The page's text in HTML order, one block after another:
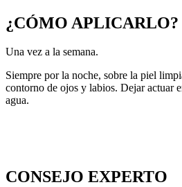
¿CÓMO APLICARLO?
Una vez a la semana.
Siempre por la noche, sobre la piel
contorno de ojos y labios. Dejar actuar
agua.
CONSEJO EXPERTO